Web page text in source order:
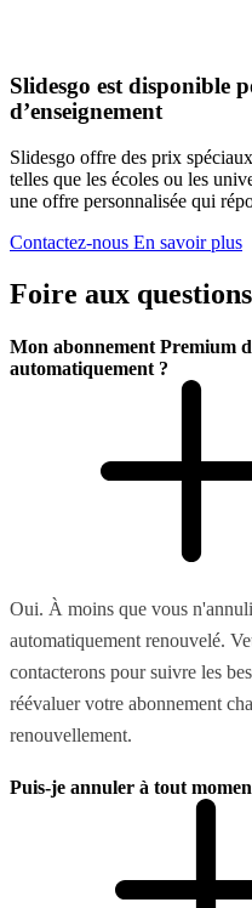
Slidesgo est disponible
d’enseignement
Slidesgo offre des prix
telles que les écoles ou les
une offre personnalisée qui
Contactez-nous En savoir plus
Foire aux questions
Mon abonnement Premium
automatiquement ?
Oui. À moins que vous
automatiquement renouvelé.
contacterons pour suivre les
réévaluer votre abonnement
renouvellement.
Puis-je annuler à tout